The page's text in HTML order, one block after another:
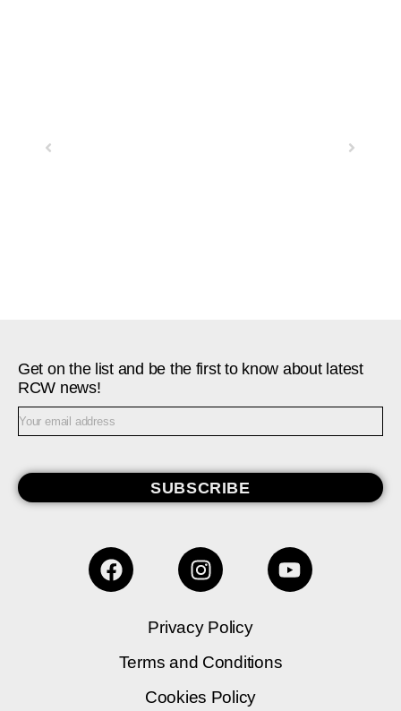
Get on the list and be the first to know about latest
RCW news!
SUBSCRIBE
Privacy Policy
Terms and Conditions
Cookies Policy